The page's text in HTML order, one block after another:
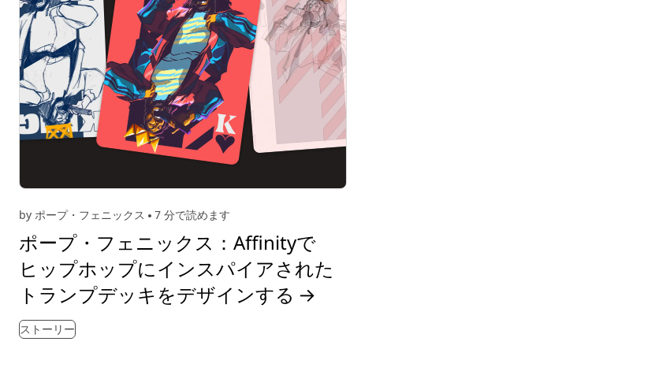
by ポープ・フェニックス 7 分で読めます
ポープ・フェニックス：Affinityで
ヒップホップにインスパイアされた
トランプデッキをデザインする →
ストーリー